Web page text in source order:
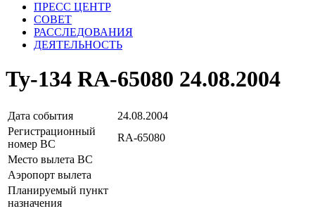
ПРЕСС ЦЕНТР
СОВЕТ
РАССЛЕДОВАНИЯ
ДЕЯТЕЛЬНОСТЬ
Ту-134 RA-65080 24.08.2004
Дата события
24.08.2004
Регистрационный
номер ВС
RA-65080
Место вылета ВС
Аэропорт вылета
Планируемый пункт
назначения